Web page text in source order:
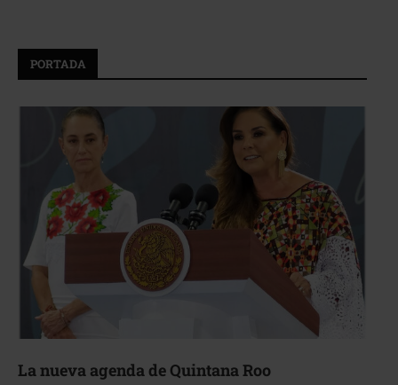
PORTADA
La nueva agenda de Quintana Roo